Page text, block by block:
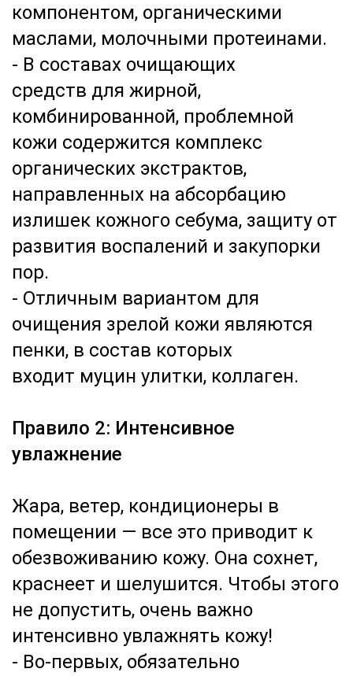
компонентом, органическими
маслами, молочными протеинами.
- В составах очищающих
средств для жирной,
комбинированной, проблемной
кожи содержится комплекс
органических экстрактов,
направленных на абсорбацию
излишек кожного себума, защиту от
развития воспалений и закупорки
пор.
- Отличным вариантом для
очищения зрелой кожи являются
пенки, в состав которых
входит муцин улитки, коллаген.
Правило 2: Интенсивное
увлажнение
Жара, ветер, кондиционеры в
помещении — все это приводит к
обезвоживанию кожу. Она сохнет,
краснеет и шелушится. Чтобы этого
не допустить, очень важно
интенсивно увлажнять кожу!
- Во-первых, обязательно